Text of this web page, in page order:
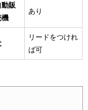
動販
機
あり
リードをつけれ
ば可